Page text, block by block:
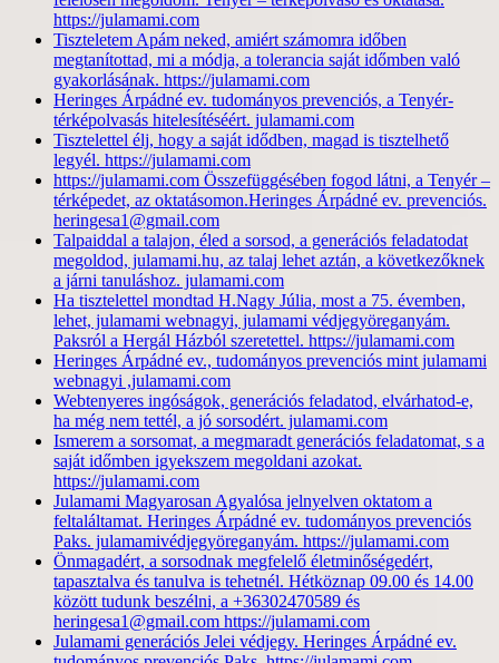
https://julamami.com
Tiszteletem Apám neked, amiért számomra időben
megtanítottad, mi a módja, a tolerancia saját időmben való
gyakorlásának. https://julamami.com
Heringes Árpádné ev. tudományos prevenciós, a Tenyér-
térképolvasás hitelesítéséért. julamami.com
Tisztelettel élj, hogy a saját idődben, magad is tisztelhető
legyél. https://julamami.com
https://julamami.com Összefüggésében fogod látni, a Tenyér –
térképedet, az oktatásomon.Heringes Árpádné ev. prevenciós.
heringesa1@gmail.com
Talpaiddal a talajon, éled a sorsod, a generációs feladatodat
megoldod, julamami.hu, az talaj lehet aztán, a következőknek
a járni tanuláshoz. julamami.com
Ha tisztelettel mondtad H.Nagy Júlia, most a 75. évemben,
lehet, julamami webnagyi, julamami védjegyöreganyám.
Paksról a Hergál Házból szeretettel. https://julamami.com
Heringes Árpádné ev., tudományos prevenciós mint julamami
webnagyi ,julamami.com
Webtenyeres ingóságok, generációs feladatod, elvárhatod-e,
ha még nem tettél, a jó sorsodért. julamami.com
Ismerem a sorsomat, a megmaradt generációs feladatomat, s a
saját időmben igyekszem megoldani azokat.
https://julamami.com
Julamami Magyarosan Agyalósa jelnyelven oktatom a
feltaláltamat. Heringes Árpádné ev. tudományos prevenciós
Paks. julamamivédjegyöreganyám. https://julamami.com
Önmagadért, a sorsodnak megfelelő életminőségedért,
tapasztalva és tanulva is tehetnél. Hétköznap 09.00 és 14.00
között tudunk beszélni, a +36302470589 és
heringesa1@gmail.com https://julamami.com
Julamami generációs Jelei védjegy. Heringes Árpádné ev.